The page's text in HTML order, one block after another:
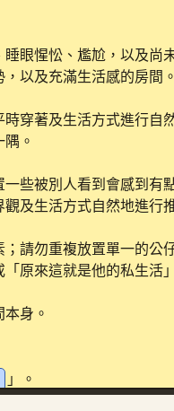
眼惺忪、尷尬，以及尚
以及充滿生活感的房間。
穿著及生活方式進行自
。
些被別人看到會感到有
及生活方式自然地進行
請勿重複放置單一的公
原來這就是他的私生活
身。
」。